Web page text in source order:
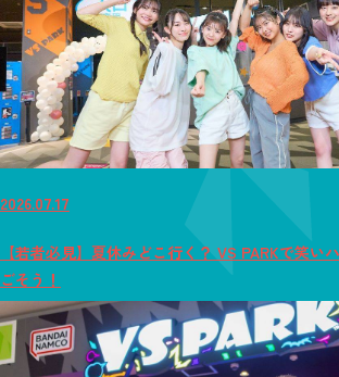
2026.07.17
【若者必見】夏休みどこ行く？ VS PARKで笑い
ごそう！